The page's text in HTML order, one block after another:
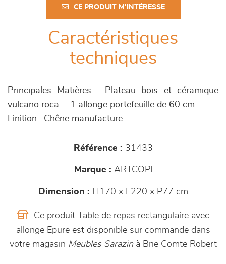
CE PRODUIT M'INTÉRESSE
Caractéristiques
techniques
Principales Matières : Plateau bois et céramique
vulcano roca. - 1 allonge portefeuille de 60 cm
Finition : Chêne manufacture
Référence : 31433
Marque : ARTCOPI
Dimension : H170 x L220 x P77 cm
Ce produit Table de repas rectangulaire avec
allonge Epure est disponible sur commande dans
votre magasin Meubles Sarazinà Brie Comte Robert